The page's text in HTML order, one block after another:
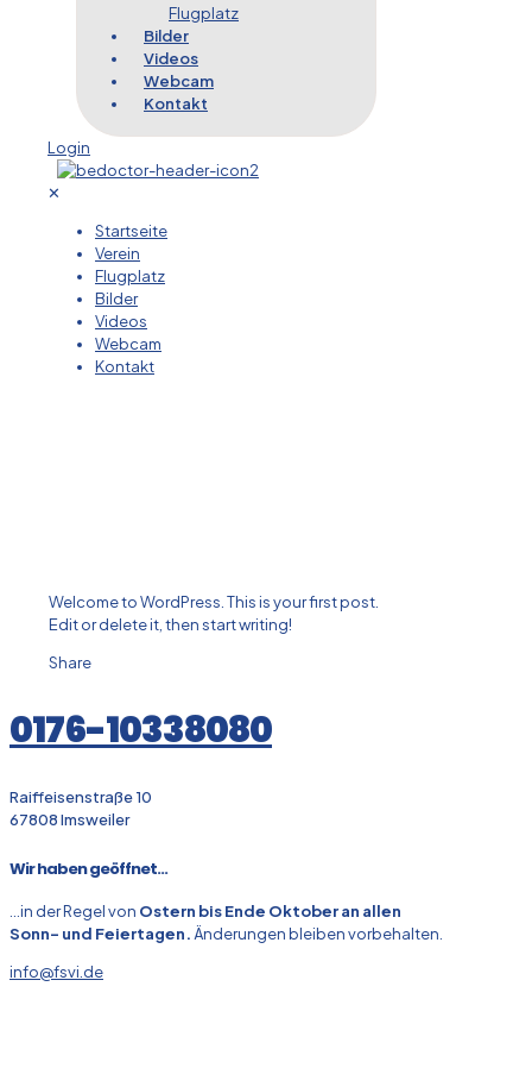
Flugplatz
Bilder
Videos
Webcam
Kontakt
Login
✕
Startseite
Verein
Flugplatz
Bilder
Videos
Webcam
Kontakt
Welcome to WordPress. This is your first post.
Edit or delete it, then start writing!
Share
0176-10338080
Raiffeisenstraße 10
67808 Imsweiler
Wir haben geöffnet...
...in der Regel von Ostern bis Ende Oktober an allen
Sonn- und Feiertagen. Änderungen bleiben vorbehalten.
info@fsvi.de